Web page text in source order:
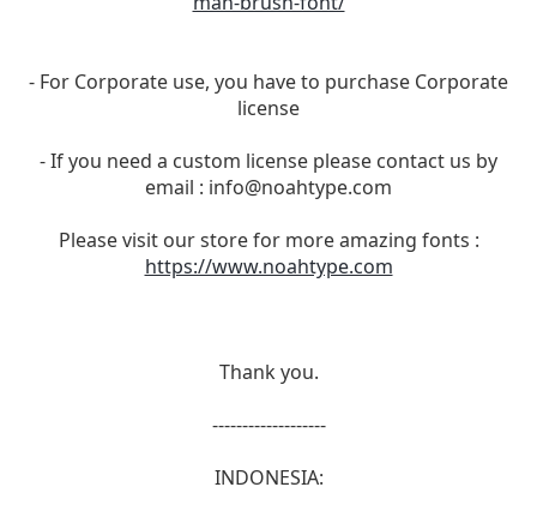
- For Corporate use, you have to purchase Corporate
license
- If you need a custom license please contact us by
email : info@noahtype.com
Please visit our store for more amazing fonts :
https://www.noahtype.com
Thank you.
-------------------
INDONESIA: